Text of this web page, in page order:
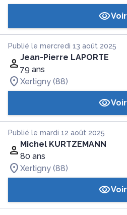
Voir
Publié le mercredi 13 août 2025
Jean-Pierre LAPORTE
79 ans
Xertigny (88)
Voir
Publié le mardi 12 août 2025
Michel KURTZEMANN
80 ans
Xertigny (88)
Voir